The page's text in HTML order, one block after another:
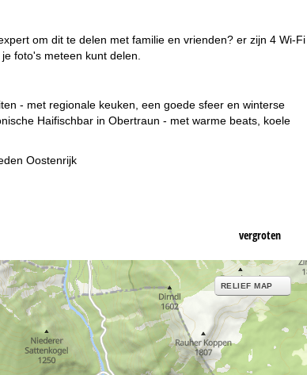
om dit te delen met familie en vrienden? er zijn 4 Wi-Fi
foto's meteen kunt delen.
- met regionale keuken, een goede sfeer en winterse
Haifischbar in Obertraun - met warme beats, koele
Oostenrijk
vergroten
RELIEF MAP